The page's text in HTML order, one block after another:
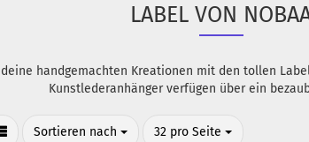
LABEL VON
deine handgemachten Kreationen mit den tollen
Kunstlederanhänger verfügen über ein
Sortieren nach
Sortieren nach 32 pro Seite
pro Seite